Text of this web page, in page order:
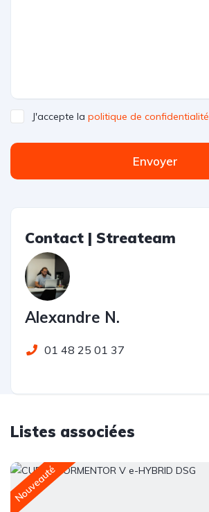
J'accepte la politique de confidentialité
Envoyer
Contact | Streateam
Alexandre N.
01 48 25 01 37
Listes associées
Nouveauté